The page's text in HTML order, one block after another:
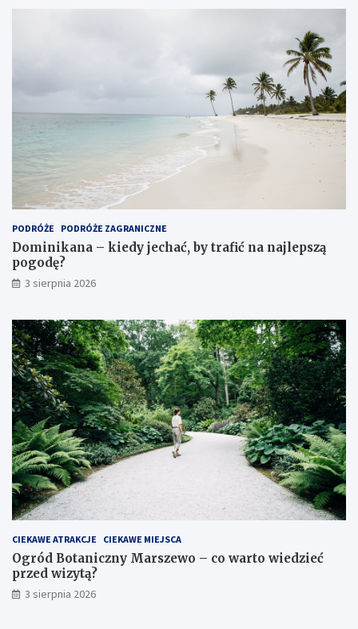
PODRÓŻE PODRÓŻE ZAGRANICZNE
Dominikana – kiedy jechać, by trafić na najlepszą
pogodę?
3 sierpnia 2026
CIEKAWE ATRAKCJE CIEKAWE MIEJSCA
Ogród Botaniczny Marszewo – co warto wiedzieć
przed wizytą?
3 sierpnia 2026